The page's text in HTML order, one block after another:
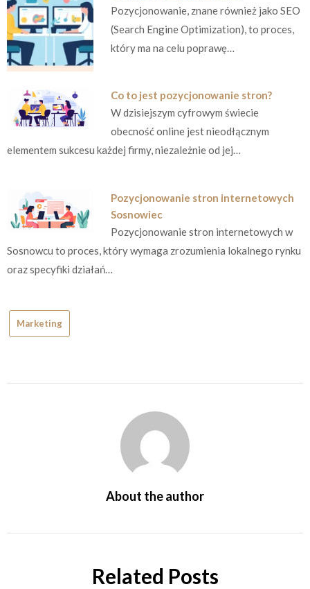
Pozycjonowanie, znane również jako SEO
(Search Engine Optimization), to proces,
który ma na celu poprawę…
Co to jest pozycjonowanie stron?
W dzisiejszym cyfrowym świecie
obecność online jest nieodłącznym
elementem sukcesu każdej firmy, niezależnie od jej…
Pozycjonowanie stron internetowych
Sosnowiec
Pozycjonowanie stron internetowych w
Sosnowcu to proces, który wymaga zrozumienia lokalnego rynku
oraz specyfiki działań…
Marketing
About the author
Related Posts